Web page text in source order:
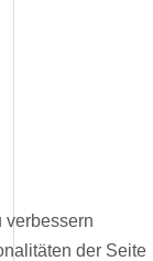
verbessern
der Seite